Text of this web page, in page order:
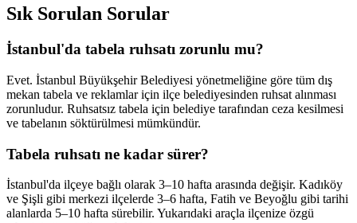
Sık Sorulan Sorular
İstanbul'da tabela ruhsatı zorunlu mu?
Evet. İstanbul Büyükşehir Belediyesi yönetmeliğine göre tüm dış
mekan tabela ve reklamlar için ilçe belediyesinden ruhsat alınması
zorunludur. Ruhsatsız tabela için belediye tarafından ceza kesilmesi
ve tabelanın söktürülmesi mümkündür.
Tabela ruhsatı ne kadar sürer?
İstanbul'da ilçeye bağlı olarak 3–10 hafta arasında değişir. Kadıköy
ve Şişli gibi merkezi ilçelerde 3–6 hafta, Fatih ve Beyoğlu gibi tarihi
alanlarda 5–10 hafta sürebilir. Yukarıdaki araçla ilçenize özgü